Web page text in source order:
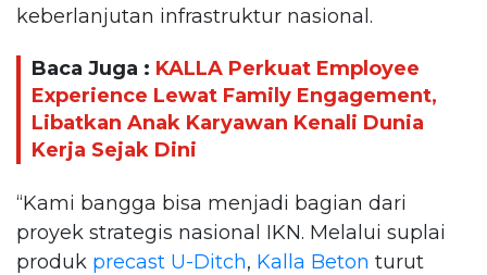
keberlanjutan infrastruktur nasional.
Baca Juga : KALLA Perkuat Employee
Experience Lewat Family Engagement,
Libatkan Anak Karyawan Kenali Dunia
Kerja Sejak Dini
“Kami bangga bisa menjadi bagian dari
proyek strategis nasional IKN. Melalui suplai
produk precast U-Ditch, Kalla Beton turut